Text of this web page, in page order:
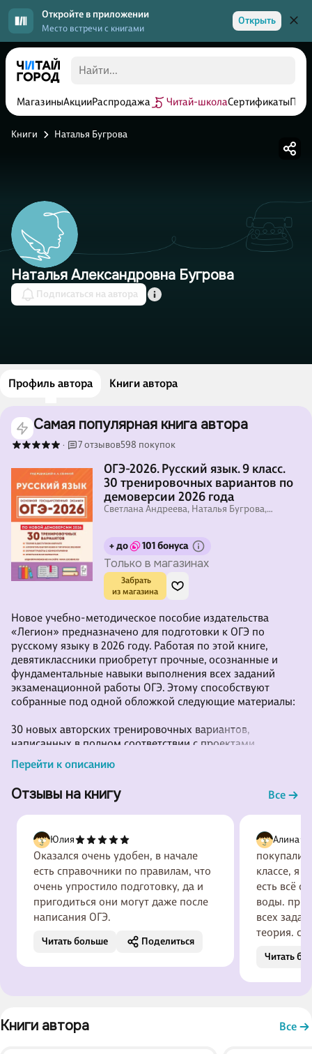
Откройте в приложении
Место встречи с книгами
Открыть
МагазиныАкцииРаспродажа Читай-школаСертификаты
Книги Наталья Бугрова
Наталья Александровна Бугрова
Подписаться на автора
Профиль автора Книги автора
Самая популярная книга автора
· 7 отзывов598 покупок
ОГЭ-2026. Русский язык. 9 класс.
30 тренировочных вариантов по
демоверсии 2026 года
Светлана Андреева, Наталья Бугрова,
+ до 101 бонуса
Только в магазинах
Забрать
из магазина
Новое учебно-методическое пособие издательства
«Легион» предназначено для подготовки к ОГЭ по
русскому языку в 2026 году. Работая по этой книге,
девятиклассники приобретут прочные, осознанные и
фундаментальные навыки выполнения всех заданий
экзаменационной работы ОГЭ. Этому способствуют
собранные под одной обложкой следующие материалы:
30 новых авторских тренировочных вариантов,
написанных в полном соответствии с проектами
демоверсии и спецификации 2026 года,
опубликованными 21.08.2025 г. на сайте ФИПИ;
теоретический материал в удобном формате — с
описанием пошаговых действий при выполнении
каждого задания, с анализом типичных ошибок и
методическими рекомендациями;
авторский экз
Перейти к описанию
Отзывы на книгу Все
Юлия
Оказался очень удобен, в начале
есть справочники по правилам, что
очень упростило подготовку, да и
пригодиться они могут даже после
написания ОГЭ.
Читать больше Поделиться
Алина
покупали
классе, я
есть всё
воды.
всех
теория. с
не
вообщем
Читать
Книги автора Все